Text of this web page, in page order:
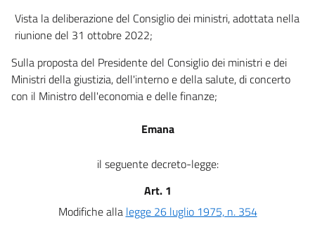
Vista la deliberazione del Consiglio dei ministri, adottata nella
riunione del 31 ottobre 2022;
Sulla proposta del Presidente del Consiglio dei ministri e dei
Ministri della giustizia, dell'interno e della salute, di concerto
con il Ministro dell'economia e delle finanze;
Emana
il seguente decreto-legge:
Art. 1
Modifiche alla legge 26 luglio 1975, n. 354